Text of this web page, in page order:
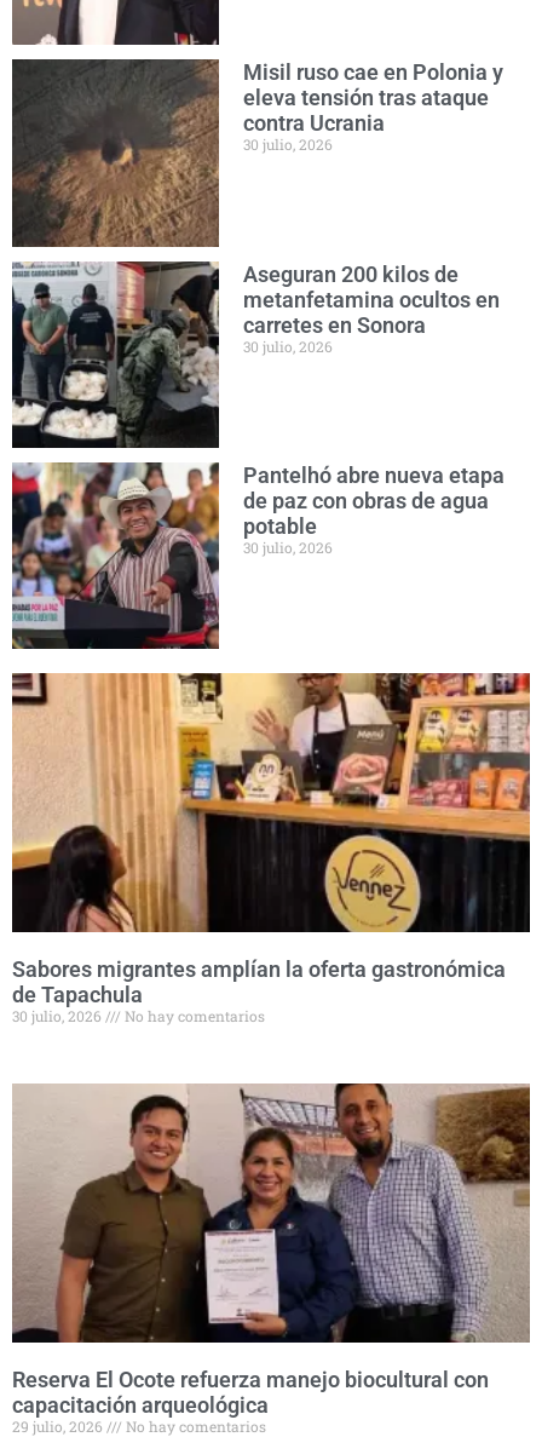
Misil ruso cae en Polonia y
eleva tensión tras ataque
contra Ucrania
30 julio, 2026
Aseguran 200 kilos de
metanfetamina ocultos en
carretes en Sonora
30 julio, 2026
Pantelhó abre nueva etapa
de paz con obras de agua
potable
30 julio, 2026
Sabores migrantes amplían la oferta gastronómica
de Tapachula
30 julio, 2026 No hay comentarios
Reserva El Ocote refuerza manejo biocultural con
capacitación arqueológica
29 julio, 2026 No hay comentarios